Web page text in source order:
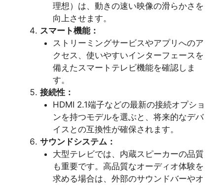
理想）は、動きの速い映像の滑らかさを
向上させます。
スマート機能：
ストリーミングサービスやアプリへのア
クセス、使いやすいインターフェースを
備えたスマートテレビ機能を確認しま
す。
接続性：
HDMI 2.1端子などの最新の接続オプショ
ンを持つモデルを選ぶと、将来的なデバ
イスとの互換性が確保されます。
サウンドシステム：
大型テレビでは、内蔵スピーカーの品質
も重要です。高品質なオーディオ体験を
求める場合は、外部のサウンドバーやオ